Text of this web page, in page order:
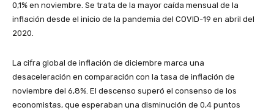
0,1% en noviembre. Se trata de la mayor caída mensual de la
inflación desde el inicio de la pandemia del COVID-19 en abril del
2020.
La cifra global de inflación de diciembre marca una
desaceleración en comparación con la tasa de inflación de
noviembre del 6,8%. El descenso superó el consenso de los
economistas, que esperaban una disminución de 0,4 puntos